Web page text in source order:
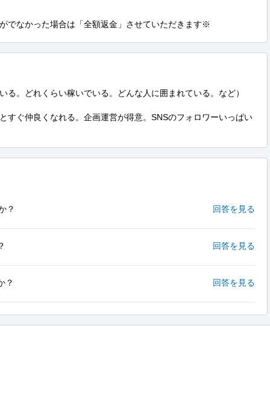
でなかった場合は「全額返金」させていただきます※
る。どれくらい稼いでいる。どんな人に囲まれている。など）
すぐ仲良くなれる。企画運営が得意。SNSのフォロワーいっぱい
？ 回答を見る
回答を見る
？ 回答を見る